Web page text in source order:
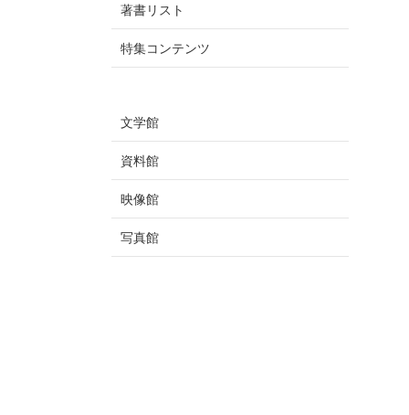
著書リスト
特集コンテンツ
文学館
資料館
映像館
写真館